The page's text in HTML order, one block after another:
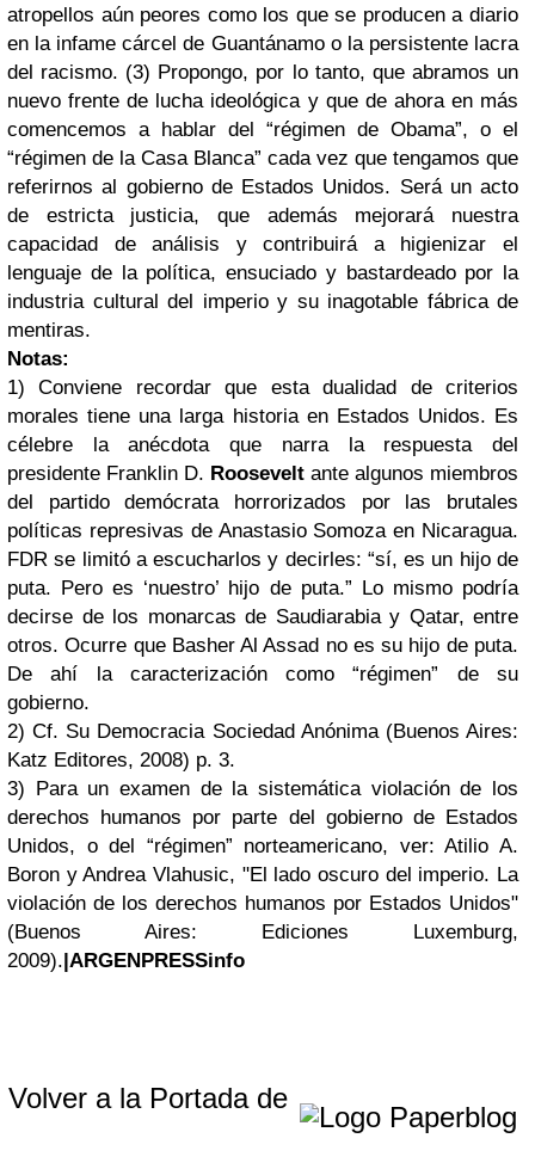
atropellos aún peores como los que se producen a diario
en la infame cárcel de Guantánamo o la persistente lacra
del racismo. (3) Propongo, por lo tanto, que abramos un
nuevo frente de lucha ideológica y que de ahora en más
comencemos a hablar del “régimen de Obama”, o el
“régimen de la Casa Blanca” cada vez que tengamos que
referirnos al gobierno de Estados Unidos. Será un acto
de estricta justicia, que además mejorará nuestra
capacidad de análisis y contribuirá a higienizar el
lenguaje de la política, ensuciado y bastardeado por la
industria cultural del imperio y su inagotable fábrica de
mentiras.
Notas:
1) Conviene recordar que esta dualidad de criterios
morales tiene una larga historia en Estados Unidos. Es
célebre la anécdota que narra la respuesta del
presidente Franklin D. Roosevelt ante algunos miembros
del partido demócrata horrorizados por las brutales
políticas represivas de Anastasio Somoza en Nicaragua.
FDR se limitó a escucharlos y decirles: “sí, es un hijo de
puta. Pero es ‘nuestro’ hijo de puta.” Lo mismo podría
decirse de los monarcas de Saudiarabia y Qatar, entre
otros. Ocurre que Basher Al Assad no es su hijo de puta.
De ahí la caracterización como “régimen” de su
gobierno.
2) Cf. Su Democracia Sociedad Anónima (Buenos Aires:
Katz Editores, 2008) p. 3.
3) Para un examen de la sistemática violación de los
derechos humanos por parte del gobierno de Estados
Unidos, o del “régimen” norteamericano, ver: Atilio A.
Boron y Andrea Vlahusic, "El lado oscuro del imperio. La
violación de los derechos humanos por Estados Unidos"
(Buenos Aires: Ediciones Luxemburg,
2009).|ARGENPRESSinfo
Volver a la Portada de